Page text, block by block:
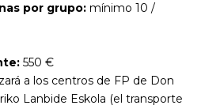
por grupo: mínimo 10 /
550 €
a los centros de FP de Don
Lanbide Eskola (el transporte